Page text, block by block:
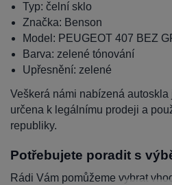
Typ: čelní sklo
Značka: Benson
Model: PEUGEOT 407 BEZ
Barva: zelené tónování
Upřesnění: zelené
Veškerá námi nabízená
určena k legálnímu prodeji a
republiky.
Potřebujete poradit s
Rádi Vám pomůžeme vybrat